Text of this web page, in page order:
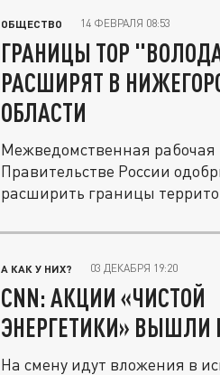
ОБЩЕСТВО 14 ФЕВРАЛЯ 08:53
ГРАНИЦЫ ТОР
РАСШИРЯТ В
ОБЛАСТИ
Межведомственная рабочая
Правительстве России
расширить границы
А КАК У НИХ? 03 ДЕКАБРЯ 19:20
CNN: АКЦИИ «ЧИСТОЙ
ЭНЕРГЕТИКИ»
На смену идут вложения в